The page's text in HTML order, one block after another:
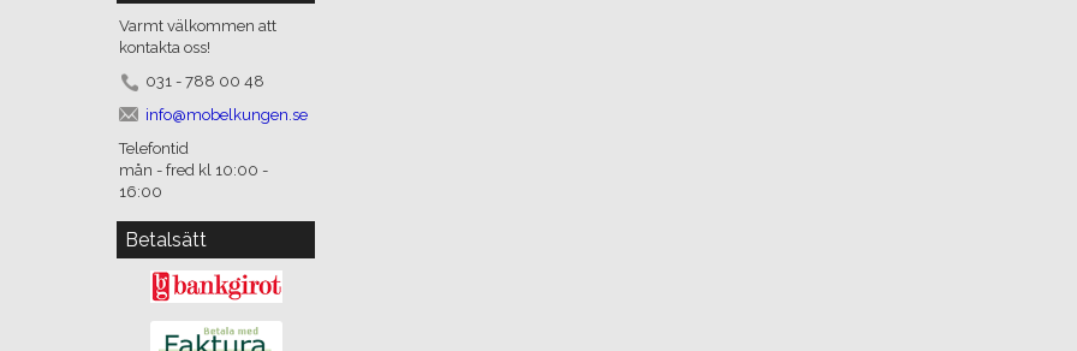
Varmt välkommen att
kontakta oss!
031 - 788 00 48
info@mobelkungen.se
Telefontid
mån - fred kl 10:00 -
16:00
Betalsätt